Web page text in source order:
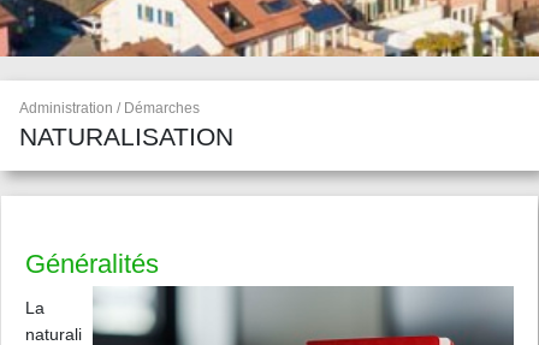
Administration / Démarches
NATURALISATION
Généralités
La
naturali